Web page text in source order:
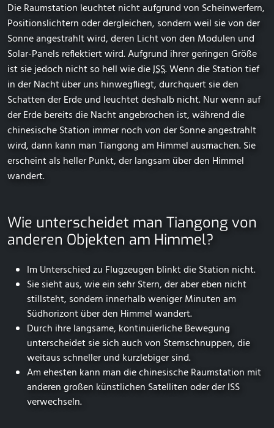
Die Raumstation leuchtet nicht aufgrund von Scheinwerfern,
Positionslichtern oder dergleichen, sondern weil sie von der
Sonne angestrahlt wird, deren Licht von den Modulen und
Solar-Panels reflektiert wird. Aufgrund ihrer geringen Größe
ist sie jedoch nicht so hell wie dieISS. Wenn die Station tief
in der Nacht über uns hinwegfliegt, durchquert sie den
Schatten der Erde und leuchtet deshalb nicht. Nur wenn auf
der Erde bereits die Nacht angebrochen ist, während die
chinesische Station immer noch von der Sonne angestrahlt
wird, dann kann man Tiangong am Himmel ausmachen. Sie
erscheint als heller Punkt, der langsam über den Himmel
wandert.
Wie unterscheidet man Tiangong von
anderen Objekten am Himmel?
Im Unterschied zu Flugzeugen blinkt die Station nicht.
Sie sieht aus, wie ein sehr Stern, der aber eben nicht
stillsteht, sondern innerhalb weniger Minuten am
Südhorizont über den Himmel wandert.
Durch ihre langsame, kontinuierliche Bewegung
unterscheidet sie sich auch von Sternschnuppen, die
weitaus schneller und kurzlebiger sind.
Am ehesten kann man die chinesische Raumstation mit
anderen großen künstlichen Satelliten oder der ISS
verwechseln.